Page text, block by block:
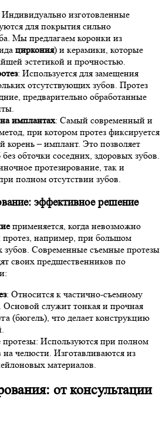
Индивидуально изготовленные
для покрытия сильно
Мы предлагаем коронки из
циркония) и керамики, которые
эстетикой и прочностью.
: Используется для замещения
отсутствующих зубов. Протез
предварительно обработанные
имплантах: Самый современный и
при котором протез фиксируется
корень – имплант. Это позволяет
без обточки соседних, здоровых зубов.
протезирование, так и
полном отсутствии зубов.
эффективное решение
применяется, когда невозможно
например, при большом
зубов. Современные съемные протезы
своих предшественников по
: Относится к частично-съемному
Основой служит тонкая и прочная
(бюгель), что делает конструкцию
Используются при полном
на челюсти. Изготавливаются из
материалов.
от консультации